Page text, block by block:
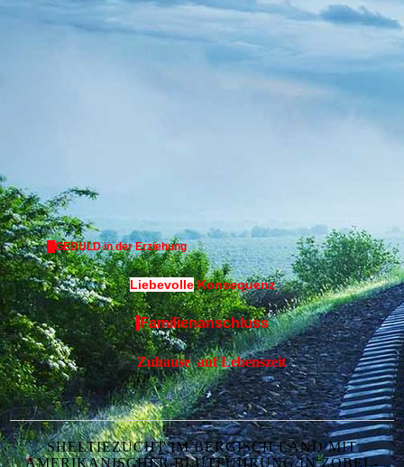
GEDULD in der Erziehung
Liebevolle Konsequenz
Familienanschluss
Zuhause auf Lebenszeit
SHELTIEZUCHT IM BERGISCH LAND MIT
AMERIKANISCHER BLUTFÜHRUNG IN ZOBEL-